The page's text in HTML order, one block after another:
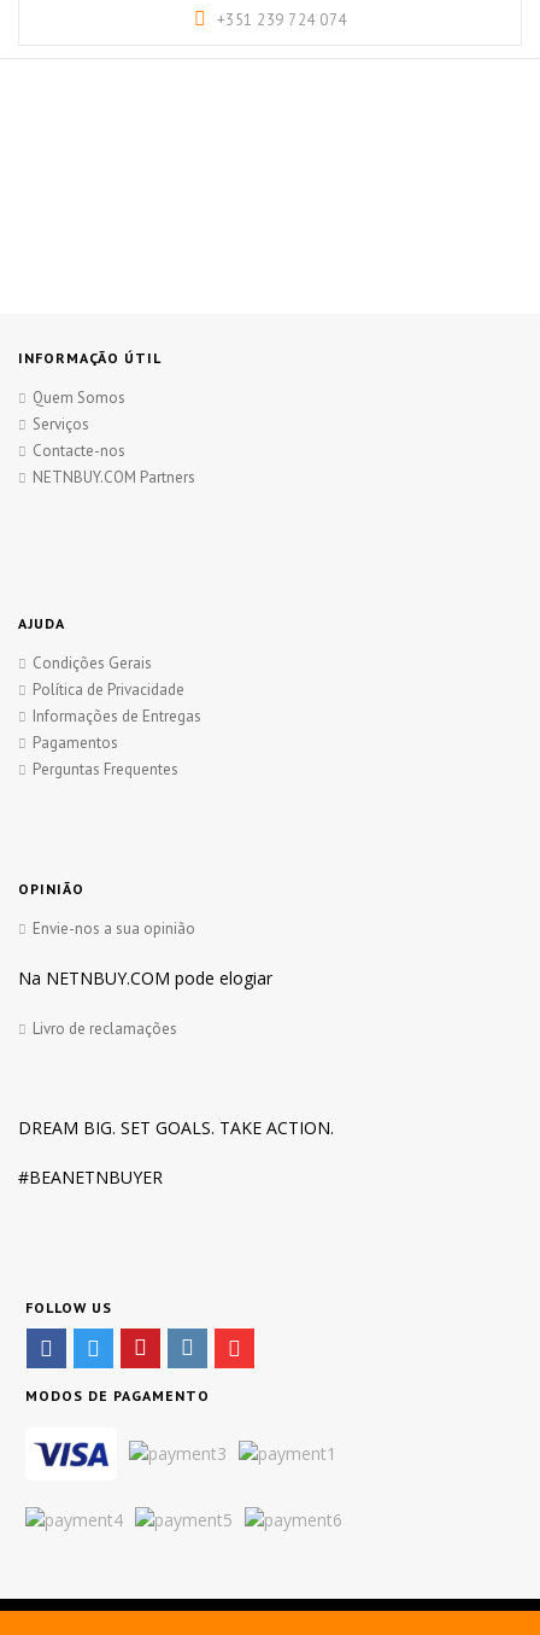
+351 239 724 074
INFORMAÇÃO ÚTIL
Quem Somos
Serviços
Contacte-nos
NETNBUY.COM Partners
AJUDA
Condições Gerais
Política de Privacidade
Informações de Entregas
Pagamentos
Perguntas Frequentes
OPINIÃO
Envie-nos a sua opinião
Na NETNBUY.COM pode elogiar
Livro de reclamações
DREAM BIG. SET GOALS. TAKE ACTION.
#BEANETNBUYER
FOLLOW US
MODOS DE PAGAMENTO